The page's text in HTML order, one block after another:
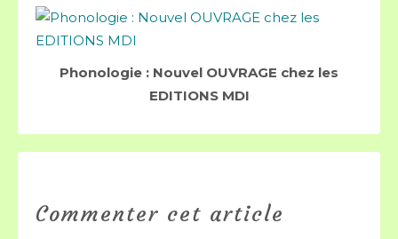
Phonologie : Nouvel OUVRAGE chez les
EDITIONS MDI
Commenter cet article